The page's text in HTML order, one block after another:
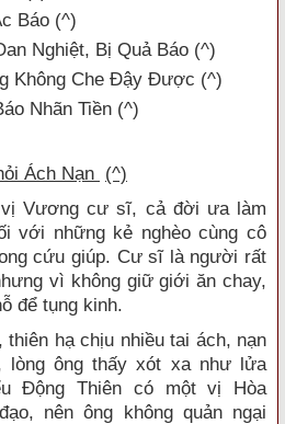
Báo (^)
Nghiệt, Bị Quả Báo (^)
Không Che Đậy Được (^)
Nhãn Tiền (^)
Ách Nạn (^)
Vương cư sĩ, cả đời ưa làm
với những kẻ nghèo cùng cô
cứu giúp. Cư sĩ là người rất
vì không giữ giới ăn chay,
để tụng kinh.
thiên hạ chịu nhiều tai ách, nạn
lòng ông thấy xót xa như lửa
Động Thiên có một vị Hòa
nên ông không quản ngại